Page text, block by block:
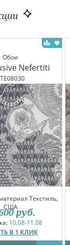
Обои
Nefertiti
Текстиль,
США
10.08-11.08
В 1 КЛИК
руб.